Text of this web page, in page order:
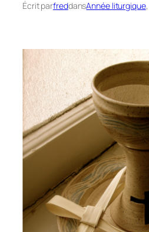
Écrit parfreddansAnnée liturgique,